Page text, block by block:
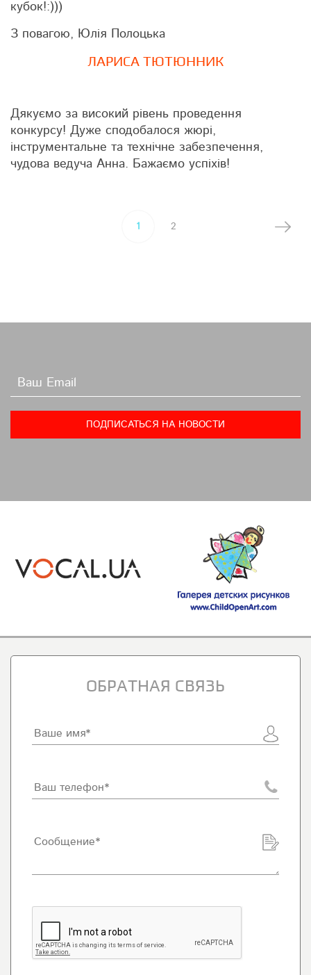
кубок!:)))
З повагою, Юлія Полоцька
ЛАРИСА ТЮТЮННИК
Дякуємо за високий рівень проведення
конкурсу! Дуже сподобалося жюрі,
інструментальне та технічне забезпечення,
чудова ведуча Анна. Бажаємо успіхів!
1 2
ОБРАТНАЯ СВЯЗЬ